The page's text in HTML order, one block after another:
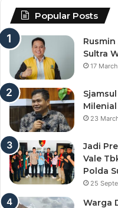
Popular Posts
Rusmin
Sultra
17
23
Jadi
Vale
Polda
25
Warga